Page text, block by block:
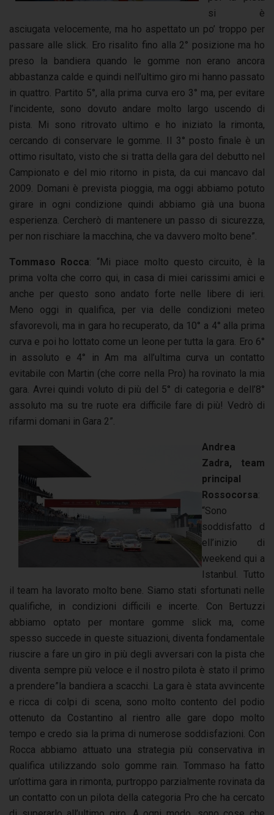
si è
asciugata velocemente, ma ho aspettato un po’ troppo per
passare alle slick. Ero risalito fino alla 2° posizione ma ho
preso la bandiera quando le gomme non erano ancora
abbastanza calde e quindi nell’ultimo giro mi hanno passato
in quattro. Partito 5°, alla prima curva ero 3° ma, per evitare
l’incidente, sono dovuto andare molto largo uscendo di
pista. Mi sono ritrovato ultimo e ho iniziato la rimonta,
cercando di conservare le gomme. Il 3° posto finale è un
ottimo risultato, visto che si tratta della gara del debutto nel
Campionato e del mio ritorno in pista, da cui mancavo dal
2009. Domani è prevista pioggia, ma oggi abbiamo potuto
girare in ogni condizione quindi abbiamo già una buona
esperienza. Cercherò di mantenere un passo di sicurezza,
per non rischiare la macchina, che va davvero molto bene”.
Tommaso Rocca: “Mi piace molto questo circuito, è la
prima volta che corro qui, in casa di miei carissimi amici e
anche per questo sono andato forte nelle libere di ieri.
Meno oggi in qualifica, per via delle condizioni meteo
sfavorevoli, ma in gara ho recuperato, da 10° a 4° alla prima
curva e poi ho lottato come un leone per tutta la gara. Ero 6°
in assoluto e 4° in Am ma all’ultima curva un contatto
evitabile con Martin (che corre nella Pro) ha rovinato la mia
gara. Avrei quindi voluto di più del 5° di categoria e dell’8°
assoluto ma su tre ruote era difficile fare di più! Vedrò di
rifarmi domani in Gara 2”.
Andrea
Zadra, team
principal
Rossocorsa:
“Sono
soddisfatto d
ell’inizio di
weekend qui a
Istanbul. Tutto
il team ha lavorato molto bene. Siamo stati sfortunati nelle
qualifiche, in condizioni difficili e incerte. Con Bertuzzi
abbiamo optato per montare gomme slick ma, come
spesso succede in queste situazioni, diventa fondamentale
riuscire a fare un giro in più degli avversari con la pista che
diventa sempre più veloce e il nostro pilota è stato il primo
a prendere”la bandiera a scacchi. La gara è stata avvincente
e ricca di colpi di scena, sono molto contento del podio
ottenuto da Costantino al rientro alle gare dopo molto
tempo e credo sia la prima di numerose soddisfazioni. Con
Rocca abbiamo attuato una strategia più conservativa in
qualifica utilizzando solo gomme rain. Tommaso ha fatto
un’ottima gara in rimonta, purtroppo parzialmente rovinata da
un contatto con un pilota della categoria Pro che ha cercato